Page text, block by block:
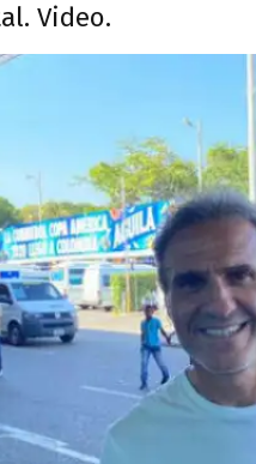
Video.